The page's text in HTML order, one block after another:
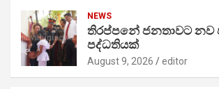
NEWS
තිරප්පනේ ජනතාවට නව
පද්ධතියක්
August 9, 2026 editor